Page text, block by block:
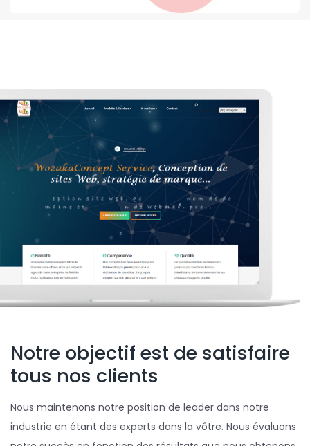
Notre objectif est de satisfaire
tous nos clients
Nous maintenons notre position de leader dans notre
industrie en étant des experts dans la vôtre. Nous évaluons